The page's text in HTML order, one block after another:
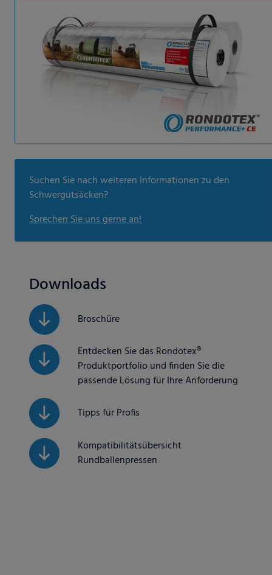
Suchen Sie nach weiteren Informationen zu den
Schwergutsäcken?
Sprechen Sie uns gerne an!
Downloads
Broschüre
Entdecken Sie das Rondotex®
Produktportfolio und finden Sie die
passende Lösung für Ihre Anforderung
Tipps für Profis
Kompatibilitätsübersicht
Rundballenpressen